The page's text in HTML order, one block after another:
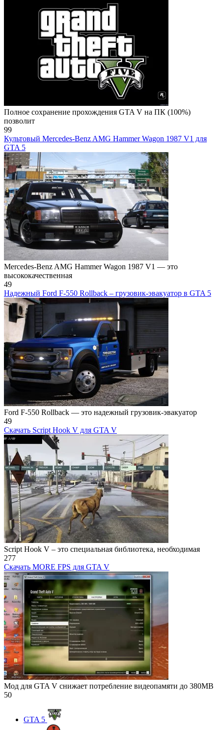
Полное сохранение прохождения GTA V на ПК (100%)
позволит
99
Культовый Mercedes-Benz AMG Hammer Wagon 1987 V1 для
GTA 5
Mercedes-Benz AMG Hammer Wagon 1987 V1 — это
высококачественная
49
Надежный Ford F-550 Rollback – грузовик-эвакуатор в GTA 5
Ford F-550 Rollback — это надежный грузовик-эвакуатор
49
Скачать Script Hook V для GTA V
Script Hook V – это специальная библиотека, необходимая
277
Скачать MORE FPS для GTA V
Мод для GTA V снижает потребление видеопамяти до 380MB
50
GTA 5